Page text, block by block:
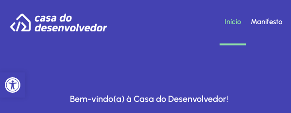
Abrir a barra de ferramentas
Início Manifesto
Bem-vindo(a) à Casa do Desenvolvedor!